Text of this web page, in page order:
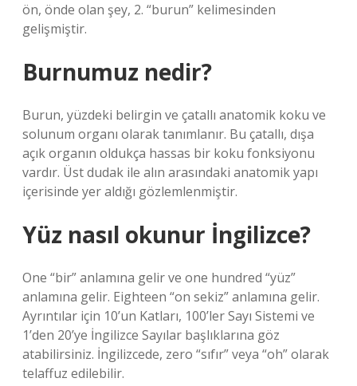
ön, önde olan şey, 2. “burun” kelimesinden
gelişmiştir.
Burnumuz nedir?
Burun, yüzdeki belirgin ve çatallı anatomik koku ve
solunum organı olarak tanımlanır. Bu çatallı, dışa
açık organın oldukça hassas bir koku fonksiyonu
vardır. Üst dudak ile alın arasındaki anatomik yapı
içerisinde yer aldığı gözlemlenmiştir.
Yüz nasıl okunur İngilizce?
One “bir” anlamına gelir ve one hundred “yüz”
anlamına gelir. Eighteen “on sekiz” anlamına gelir.
Ayrıntılar için 10’un Katları, 100’ler Sayı Sistemi ve
1’den 20’ye İngilizce Sayılar başlıklarına göz
atabilirsiniz. İngilizcede, zero “sıfır” veya “oh” olarak
telaffuz edilebilir.